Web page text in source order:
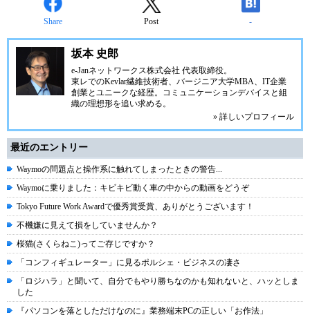
Share Post -
坂本 史郎
e-Janネットワークス株式会社 代表取締役。
東レでのKevlar繊維技術者、 バージニア大学MBA、IT企業
創業とユニークな経歴。 コミュニケーションデバイスと組
織の理想形を追い求める。
» 詳しいプロフィール
最近のエントリー
Waymoの問題点と操作系に触れてしまったときの警告...
Waymoに乗りました：キビキビ動く車の中からの動画をどうぞ
Tokyo Future Work Awardで優秀賞受賞、ありがとうございます！
不機嫌に見えて損をしていませんか？
桜猫(さくらねこ)ってご存じですか？
「コンフィギュレーター」に見るポルシェ・ビジネスの凄さ
「ロジハラ」と聞いて、自分でもやり勝ちなのかも知れないと、ハッとしま
した
『パソコンを落としただけなのに』業務端末PCの正しい「お作法」